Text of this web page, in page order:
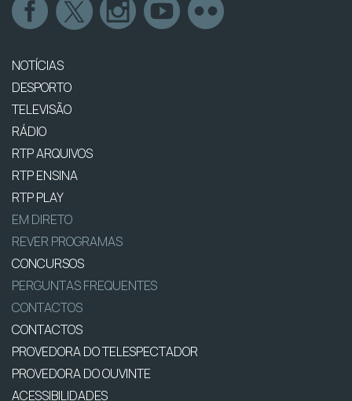
NOTÍCIAS
DESPORTO
TELEVISÃO
RÁDIO
RTP ARQUIVOS
RTP ENSINA
RTP PLAY
EM DIRETO
REVER PROGRAMAS
CONCURSOS
PERGUNTAS FREQUENTES
CONTACTOS
CONTACTOS
PROVEDORA DO TELESPECTADOR
PROVEDORA DO OUVINTE
ACESSIBILIDADES